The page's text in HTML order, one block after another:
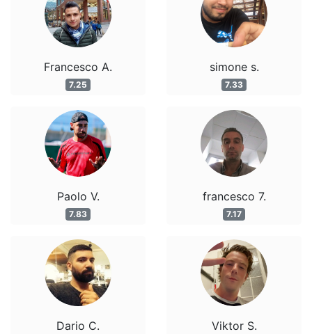
Francesco A.
7.25
Paolo V.
7.83
Dario C.
simone s.
7.33
francesco 7.
7.17
Viktor S.